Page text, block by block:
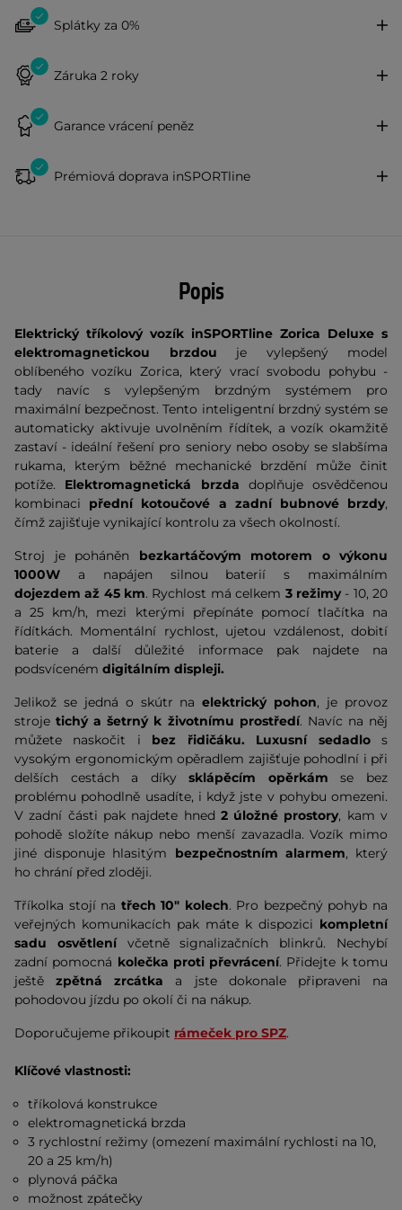
Splátky za 0%
Záruka 2 roky
Garance vrácení peněz
Prémiová doprava inSPORTline
Popis
Elektrický tříkolový vozík inSPORTline Zorica Deluxe s
elektromagnetickou brzdou je vylepšený model
oblíbeného vozíku Zorica, který vrací svobodu pohybu -
tady navíc s vylepšeným brzdným systémem pro
maximální bezpečnost. Tento inteligentní brzdný systém se
automaticky aktivuje uvolněním řídítek, a vozík okamžitě
zastaví - ideální řešení pro seniory nebo osoby se slabšíma
rukama, kterým běžné mechanické brzdění může činit
potíže. Elektromagnetická brzda doplňuje osvědčenou
kombinaci přední kotoučové a zadní bubnové brzdy,
čímž zajišťuje vynikající kontrolu za všech okolností.
Stroj je poháněn bezkartáčovým motorem o výkonu
1000W a napájen silnou baterií s maximálním
dojezdem až 45 km. Rychlost má celkem 3 režimy - 10, 20
a 25 km/h, mezi kterými přepínáte pomocí tlačítka na
řídítkách. Momentální rychlost, ujetou vzdálenost, dobití
baterie a další důležité informace pak najdete na
podsvíceném digitálním displeji.
Jelikož se jedná o skútr naelektrický pohon, je provoz
strojetichý a šetrný k životnímu prostředí. Navíc na něj
můžete naskočit i bez řidičáku. Luxusní sedadlos
vysokým ergonomickým opěradlem zajišťuje pohodlní i při
delších cestách a díkysklápěcím opěrkám se bez
problému pohodlně usadíte, i když jste v pohybu omezeni.
V zadní části pak najdete hned 2 úložné prostory, kam v
pohodě složíte nákup nebo menší zavazadla. Vozík mimo
jiné disponuje hlasitým bezpečnostním alarmem, který
ho chrání před zloději.
Tříkolka stojí na třech 10" kolech. Pro bezpečný pohyb na
veřejných komunikacích pak máte k dispozici kompletní
sadu osvětlení včetně signalizačních blinkrů. Nechybí
zadní pomocná kolečka proti převrácení. Přidejte k tomu
ještězpětná zrcátka a jste dokonale připraveni na
pohodovou jízdu po okolí či na nákup.
Doporučujeme přikoupit rámeček pro SPZ.
Klíčové vlastnosti:
tříkolová konstrukce
elektromagnetická brzda
3 rychlostní režimy (omezení maximální rychlosti na 10,
20 a 25 km/h)
plynová páčka
možnost zpátečky